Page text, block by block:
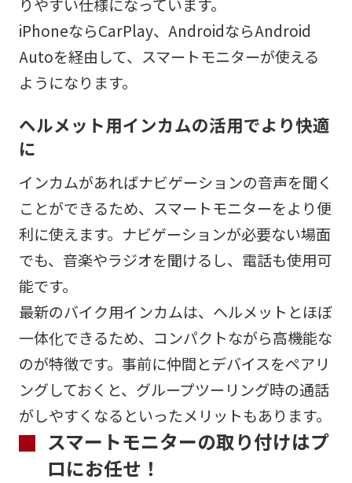
iPhoneならCarPlay、AndroidならAndroid
Autoを経由して、スマートモニターが使える
ようになります。
ヘルメット用インカムの活用でより快適
に
インカムがあればナビゲーションの音声を聞く
ことができるため、スマートモニターをより便
利に使えます。ナビゲーションが必要ない場面
でも、音楽やラジオを聞けるし、電話も使用可
能です。
最新のバイク用インカムは、ヘルメットとほぼ
一体化できるため、コンパクトながら高機能な
のが特徴です。事前に仲間とデバイスをペアリ
ングしておくと、グループツーリング時の通話
がしやすくなるといったメリットもあります。
スマートモニターの取り付けはプ
ロにお任せ！